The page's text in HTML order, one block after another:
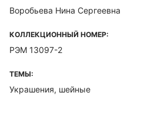
Воробьева Нина Сергеевна
КОЛЛЕКЦИОННЫЙ НОМЕР:
РЭМ 13097-2
ТЕМЫ:
Украшения, шейные